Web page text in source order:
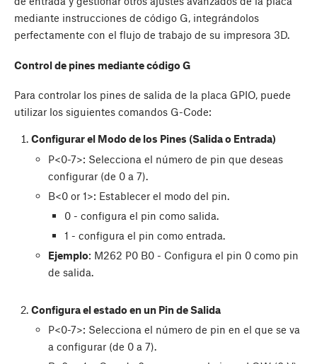
mediante instrucciones de código G, integrándolos
perfectamente con el flujo de trabajo de su impresora 3D.
Control de pines mediante código G
Para controlar los pines de salida de la placa GPIO, puede
utilizar los siguientes comandos G-Code:
Configurar el Modo de los Pines (Salida o Entrada)
P<0-7>: Selecciona el número de pin que deseas
configurar (de 0 a 7).
B<0 or 1>: Establecer el modo del pin.
0 - configura el pin como salida.
1 - configura el pin como entrada.
Ejemplo: M262 P0 B0 - Configura el pin 0 como pin
de salida.
Configura el estado en un Pin de Salida
P<0-7>: Selecciona el número de pin en el que se va
a configurar (de 0 a 7).